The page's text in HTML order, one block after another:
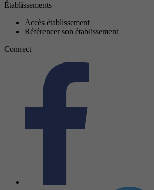
Établissements
Accès établissement
Référencer son établissement
Connect